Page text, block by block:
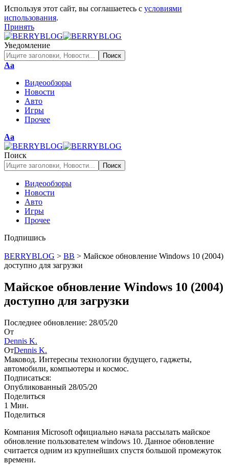
Используя этот сайт, вы соглашаетесь с условиями
использования.
Принять
Уведомление
Изменение
шрифта
Аа
Видеообзоры
Новости
Авто
Игры
Прочее
Изменение
размера
шрифта
Аа
Поиск
Видеообзоры
Новости
Авто
Игры
Прочее
Подпишись
BERRYBLOG > BB > Майское обновление Windows 10 (2004)
доступно для загрузки
Майское обновление Windows 10 (2004)
доступно для загрузки
Последнее обновление: 28/05/20
От
Dennis K.
ОтDennis K.
Маковод. Интересны технологии будущего, гаджеты,
автомобили, компьютеры и космос.
Подписаться:
Опубликованный 28/05/20
Поделиться
1 Мин.
Поделиться
Компания Microsoft официально начала рассылать майское
обновление пользователем windows 10. Данное обновление
считается одним из крупнейших спустя большой промежуток
времени.